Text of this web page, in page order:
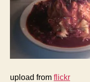
upload from flickr